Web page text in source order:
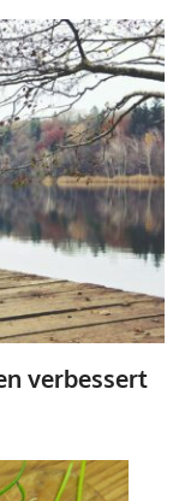
verbessert